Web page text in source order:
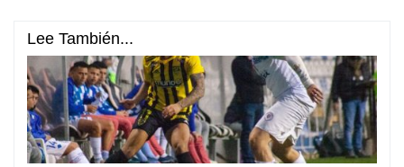
Lee También...